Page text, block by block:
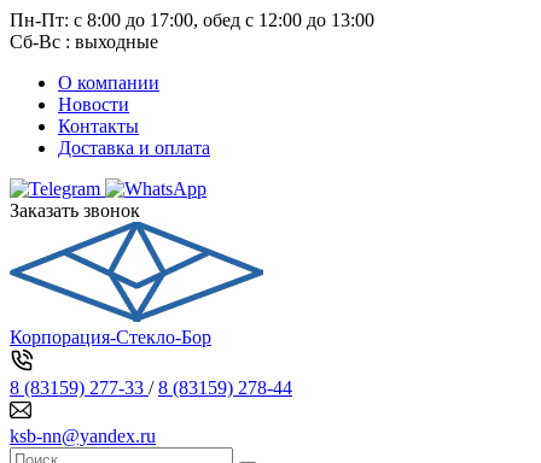
Пн-Пт: с 8:00 до 17:00, обед с 12:00 до 13:00
Сб-Вс : выходные
О компании
Новости
Контакты
Доставка и оплата
Заказать звонок
Корпорация-Стекло-Бор
8 (83159) 277-33 /8 (83159) 278-44
ksb-nn@yandex.ru